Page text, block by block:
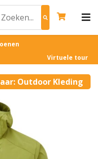
Virtuele tour
Outdoor Kleding